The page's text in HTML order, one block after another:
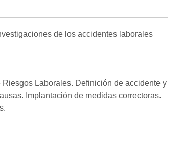
de los accidentes laborales
Laborales. Definición de accidente y
Implantación de medidas correctoras.